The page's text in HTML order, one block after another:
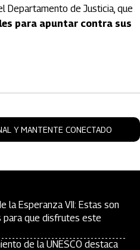
Departamento de Justicia, que
para apuntar contra sus
Y MANTENTE CONECTADO
la Esperanza VII: Estas son
para que disfrutes este
de la UNESCO destaca